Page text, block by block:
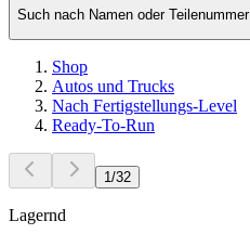
Such nach Namen oder Teilenummer
Shop
Autos und Trucks
Nach Fertigstellungs-Level
Ready-To-Run
1/32
Lagernd